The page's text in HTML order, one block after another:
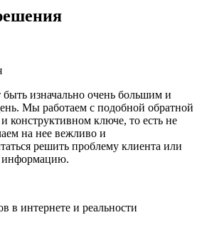
изначально очень большим и
Мы работаем с подобной обратной
конструктивном ключе, то есть не
на нее вежливо и
решить проблему клиента или
информацию.
в интернете и реальности